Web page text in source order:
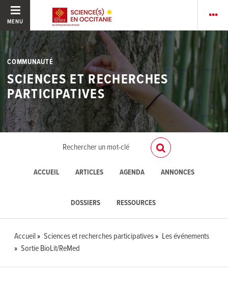
MENU
COMMUNAUTÉ
SCIENCES ET RECHERCHES
PARTICIPATIVES
ACCUEIL ARTICLES AGENDA ANNONCES
DOSSIERS RESSOURCES
Accueil Sciences et recherches participatives
Les événements
Sortie BioLit/ReMed